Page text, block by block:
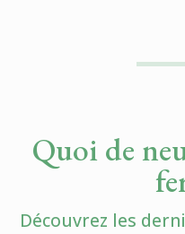
Quoi de
Découvrez les